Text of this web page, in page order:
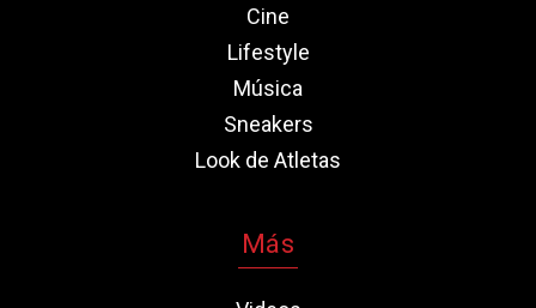
Cine
Lifestyle
Música
Sneakers
Look de Atletas
Más